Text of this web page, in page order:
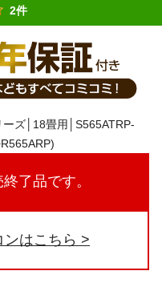
2件
了品です。
はこちら